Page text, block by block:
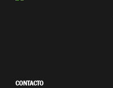
CONTACTO